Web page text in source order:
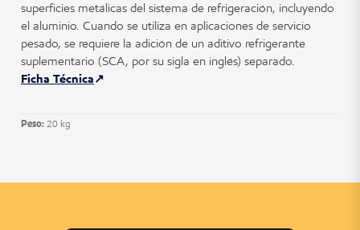
superficies metálicas del sistema de refrigeración, incluyendo
el aluminio. Cuando se utiliza en aplicaciones de servicio
pesado, se requiere la adición de un aditivo refrigerante
suplementario (SCA, por su sigla en inglés) separado.
Ficha Técnica
Peso: 20 kg